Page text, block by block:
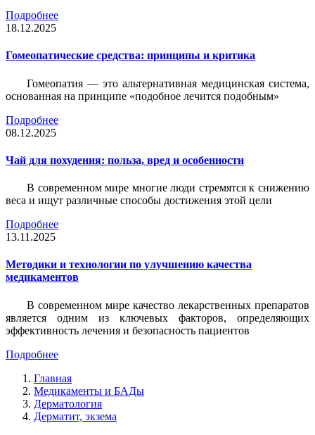
Подробнее
18.12.2025
Гомеопатические средства: принципы и критика
Гомеопатия — это альтернативная медицинская система,
основанная на принципе «подобное лечится подобным»
Подробнее
08.12.2025
Чай для похудения: польза, вред и особенности
В современном мире многие люди стремятся к снижению
веса и ищут различные способы достижения этой цели
Подробнее
13.11.2025
Методики и технологии по улучшению качества
медикаментов
В современном мире качество лекарственных препаратов
является одним из ключевых факторов, определяющих
эффективность лечения и безопасность пациентов
Подробнее
Главная
Медикаменты и БАДы
Дерматология
Дерматит, экзема